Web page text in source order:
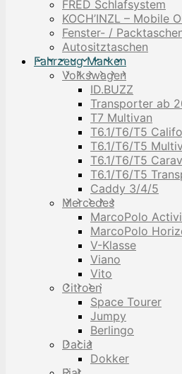
FRED Schlafsystem
KOCH’INZL – Mobile
Fenster- /
Autositztaschen
Fahrzeug Marken
Volkswagen
ID.BUZZ
Transporter ab
T7 Multivan
T6.1/T6/T5
T6.1/T6/T5
T6.1/T6/T5
T6.1/T6/T5
Caddy 3/4/5
Mercedes
MarcoPolo
MarcoPolo
V-Klasse
Viano
Vito
Citroen
Space Tourer
Jumpy
Berlingo
Dacia
Dokker